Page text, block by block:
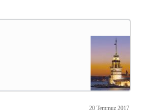
20 Temmuz 2017